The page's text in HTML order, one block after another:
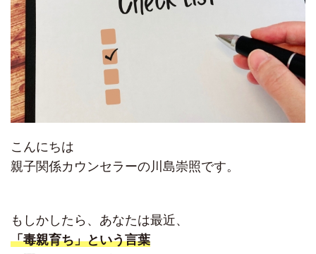
こんにちは
親子関係カウンセラーの川島崇照です。
もしかしたら、あなたは最近、
「毒親育ち」という言葉